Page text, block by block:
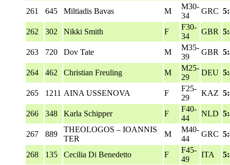
261 645 Miltiadis Bavas M
M30-
34
GRC
262 302 Nikki Smith F
F30-
34
GBR
263 720 Dov Tate M
M35-
39
GBR
264 462 Christian Freuling M
M25-
29
DEU
265 1211 AINA USSENOVA F
F25-
29
KAZ
266 348 Karla Schipper F
F40-
44
NLD
267 889
THEOLOGOS – IOANNIS
TER
M
M40-
44
GRC
268 135 Cecilia Di Benedetto F
F45-
49
ITA